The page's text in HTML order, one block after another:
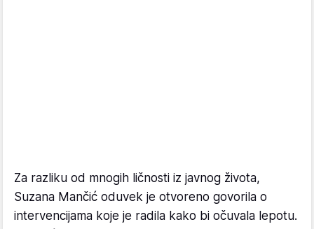
Za razliku od mnogih ličnosti iz javnog života,
Suzana Mančić oduvek je otvoreno govorila o
intervencijama koje je radila kako bi očuvala lepotu.